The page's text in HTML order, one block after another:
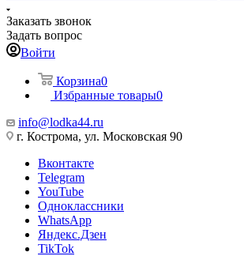
Заказать звонок
Задать вопрос
Войти
Корзина0
Избранные товары0
info@lodka44.ru
г. Кострома, ул. Московская 90
Вконтакте
Telegram
YouTube
Одноклассники
WhatsApp
Яндекс.Дзен
TikTok